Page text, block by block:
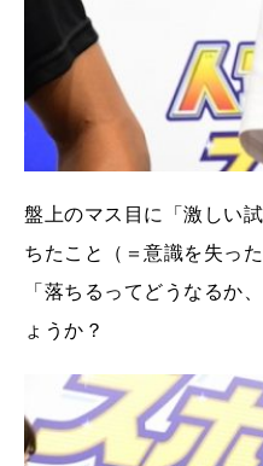
盤上のマス目に「激しい
ちたこと（＝意識を失っ
「落ちるってどうなるか
ょうか？